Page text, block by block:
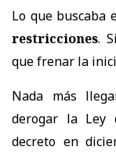
Lo que buscaba
restricciones.
que frenar la
Nada más
derogar la Ley
decreto en